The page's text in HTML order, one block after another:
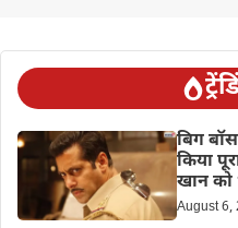
बिग
किया
खान को
August 6,